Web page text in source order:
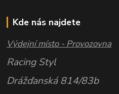
Kde nás najdete
Výdejní místo - Provozovna
Racing Styl
Drážďanská 814/83b